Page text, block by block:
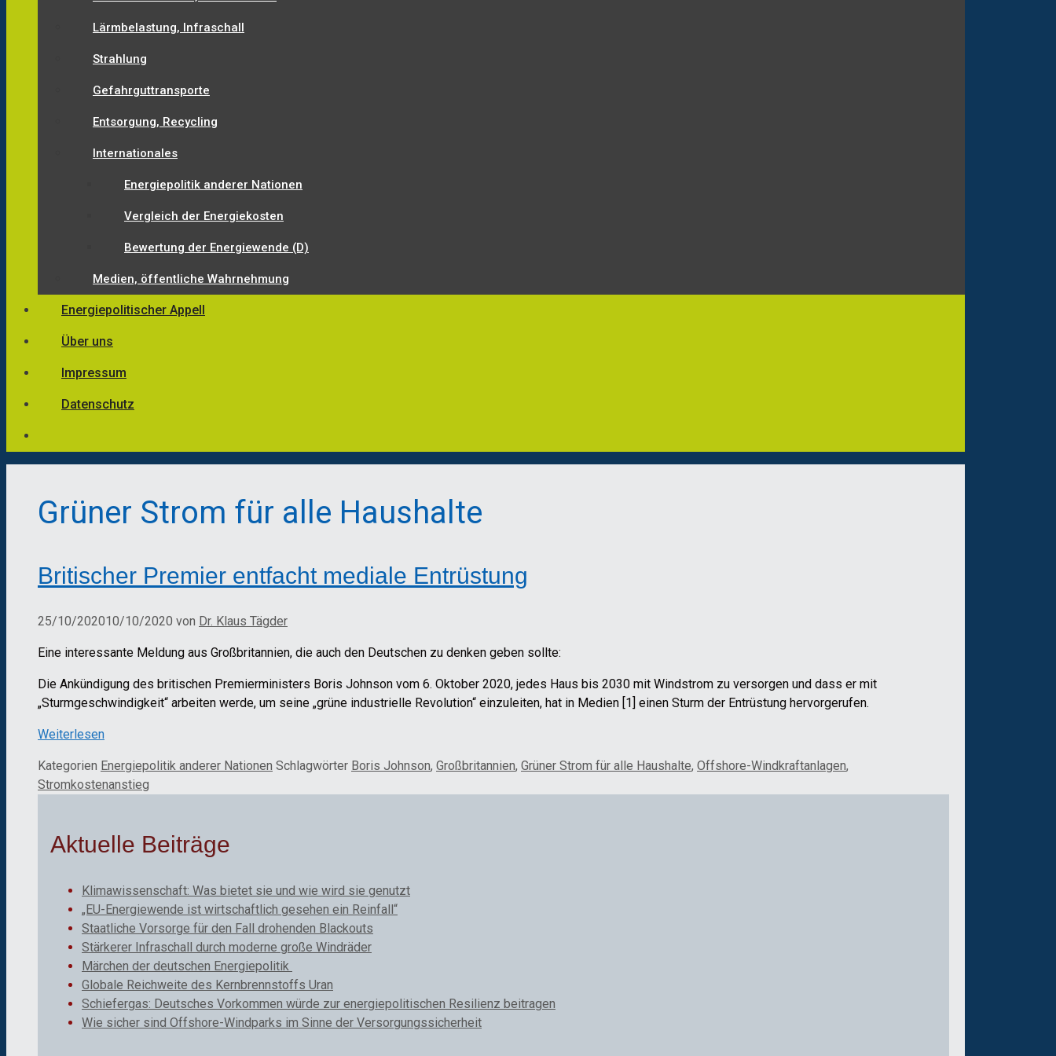
Lärmbelastung, Infraschall
Strahlung
Gefahrguttransporte
Entsorgung, Recycling
Internationales
Energiepolitik anderer Nationen
Vergleich der Energiekosten
Bewertung der Energiewende (D)
Medien, öffentliche Wahrnehmung
Energiepolitischer Appell
Über uns
Impressum
Datenschutz
Grüner Strom für alle Haushalte
Britischer Premier entfacht mediale Entrüstung
25/10/202010/10/2020 von Dr. Klaus Tägder
Eine interessante Meldung aus Großbritannien, die auch den Deutschen zu denken geben sollte:
Die Ankündigung des britischen Premierministers Boris Johnson vom 6. Oktober 2020, jedes Haus bis 2030 mit Windstrom zu versorgen und dass er mit
„Sturmgeschwindigkeit“ arbeiten werde, um seine „grüne industrielle Revolution“ einzuleiten, hat in Medien [1] einen Sturm der Entrüstung hervorgerufen.
Weiterlesen
Kategorien Energiepolitik anderer Nationen Schlagwörter Boris Johnson, Großbritannien, Grüner Strom für alle Haushalte, Offshore-Windkraftanlagen,
Stromkostenanstieg
Aktuelle Beiträge
Klimawissenschaft: Was bietet sie und wie wird sie genutzt
„EU-Energiewende ist wirtschaftlich gesehen ein Reinfall“
Staatliche Vorsorge für den Fall drohenden Blackouts
Stärkerer Infraschall durch moderne große Windräder
Märchen der deutschen Energiepolitik
Globale Reichweite des Kernbrennstoffs Uran
Schiefergas: Deutsches Vorkommen würde zur energiepolitischen Resilienz beitragen
Wie sicher sind Offshore-Windparks im Sinne der Versorgungssicherheit